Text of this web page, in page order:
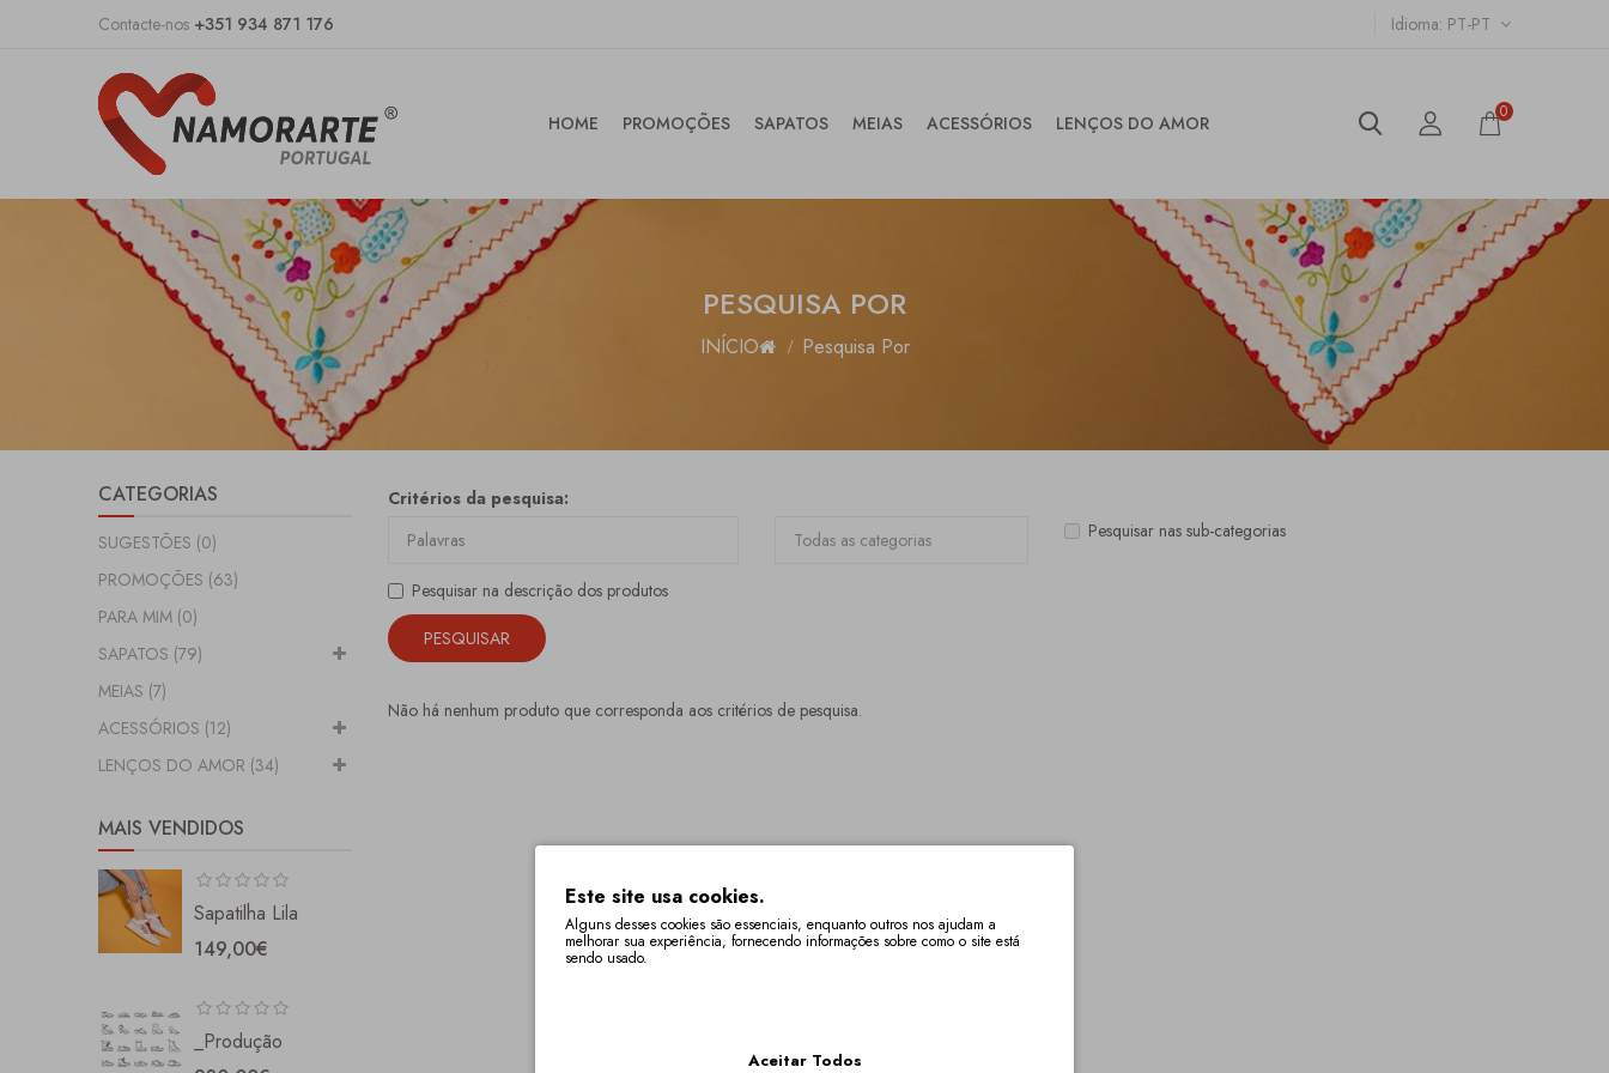
Contacte-nos +351 934 871 176 Idioma PT-PT
HOME PROMOÇÕES SAPATOS MEIAS ACESSÓRIOS LENÇOS DO AMOR 0
PESQUISA POR
INÍCIO Pesquisa Por
CATEGORIAS
SUGESTÕES (0)
PROMOÇÕES (63)
PARA MIM (0)
SAPATOS (79)
MEIAS (7)
ACESSÓRIOS (12)
LENÇOS DO AMOR (34)
MAIS VENDIDOS
Sapatilha Lila
149,00€
_Produção
Critérios da pesquisa:
Pesquisar nas sub-categorias
Pesquisar na descrição dos produtos
Não há nenhum produto que corresponda aos critérios de pesquisa.
Este site usa cookies.
Alguns desses cookies são essenciais, enquanto outros nos ajudam a
melhorar sua experiência, fornecendo informações sobre como o site está
sendo usado.
Aceitar Todos